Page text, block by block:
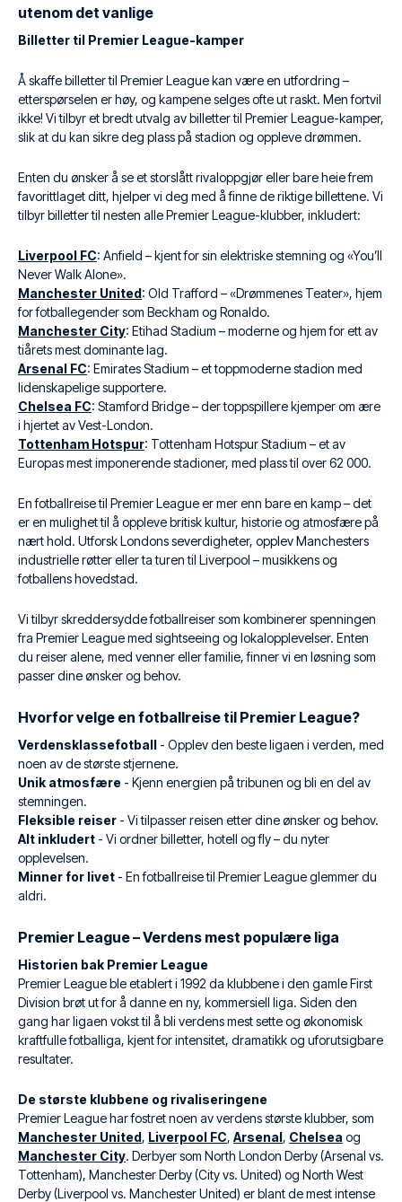
utenom det vanlige
Billetter til Premier League-kamper
Å skaffe billetter til Premier League kan være en utfordring –
etterspørselen er høy, og kampene selges ofte ut raskt. Men fortvil
ikke! Vi tilbyr et bredt utvalg av billetter til Premier League-kamper,
slik at du kan sikre deg plass på stadion og oppleve drømmen.
Enten du ønsker å se et storslått rivaloppgjør eller bare heie frem
favorittlaget ditt, hjelper vi deg med å finne de riktige billettene. Vi
tilbyr billetter til nesten alle Premier League-klubber, inkludert:
Liverpool FC: Anfield – kjent for sin elektriske stemning og «You’ll
Never Walk Alone».
Manchester United: Old Trafford – «Drømmenes Teater», hjem
for fotballegender som Beckham og Ronaldo.
Manchester City: Etihad Stadium – moderne og hjem for ett av
tiårets mest dominante lag.
Arsenal FC: Emirates Stadium – et toppmoderne stadion med
lidenskapelige supportere.
Chelsea FC: Stamford Bridge – der toppspillere kjemper om ære
i hjertet av Vest-London.
Tottenham Hotspur: Tottenham Hotspur Stadium – et av
Europas mest imponerende stadioner, med plass til over 62 000.
En fotballreise til Premier League er mer enn bare en kamp – det
er en mulighet til å oppleve britisk kultur, historie og atmosfære på
nært hold. Utforsk Londons severdigheter, opplev Manchesters
industrielle røtter eller ta turen til Liverpool – musikkens og
fotballens hovedstad.
Vi tilbyr skreddersydde fotballreiser som kombinerer spenningen
fra Premier League med sightseeing og lokalopplevelser. Enten
du reiser alene, med venner eller familie, finner vi en løsning som
passer dine ønsker og behov.
Hvorfor velge en fotballreise til Premier League?
Verdensklassefotball - Opplev den beste ligaen i verden, med
noen av de største stjernene.
Unik atmosfære - Kjenn energien på tribunen og bli en del av
stemningen.
Fleksible reiser - Vi tilpasser reisen etter dine ønsker og behov.
Alt inkludert - Vi ordner billetter, hotell og fly – du nyter
opplevelsen.
Minner for livet - En fotballreise til Premier League glemmer du
aldri.
Premier League – Verdens mest populære liga
Historien bak Premier League
Premier League ble etablert i 1992 da klubbene i den gamle First
Division brøt ut for å danne en ny, kommersiell liga. Siden den
gang har ligaen vokst til å bli verdens mest sette og økonomisk
kraftfulle fotballiga, kjent for intensitet, dramatikk og uforutsigbare
resultater.
De største klubbene og rivaliseringene
Premier League har fostret noen av verdens største klubber, som
Manchester United, Liverpool FC, Arsenal, Chelsea og
Manchester City. Derbyer som North London Derby (Arsenal vs.
Tottenham), Manchester Derby (City vs. United) og North West
Derby (Liverpool vs. Manchester United) er blant de mest intense